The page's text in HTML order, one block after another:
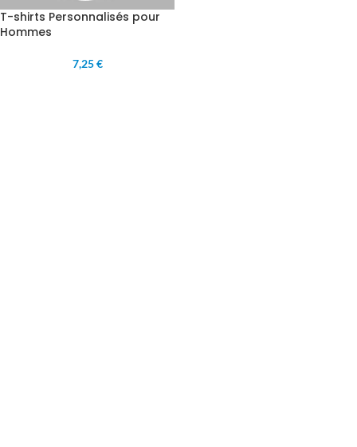
T-shirts Personnalisés pour
Hommes
7,25 €